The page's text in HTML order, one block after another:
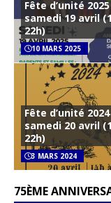
Fête d’unité
samedi 19 avril
22h)
10 MARS 2025
Fête d’unité 2024
samedi 20 avril
22h)
3 MARS 2024
75ÈME